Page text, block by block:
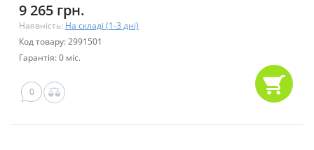
9 265 грн.
Наявність: На складі (1-3 дні)
Код товару: 2991501
Гарантія: 0 міс.
0